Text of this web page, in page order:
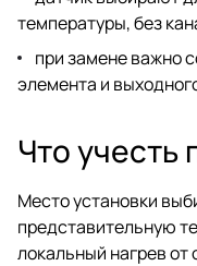
температуры, без
при замене важно
элемента и
Что учесть
Место установки
представительную
локальный нагрев от